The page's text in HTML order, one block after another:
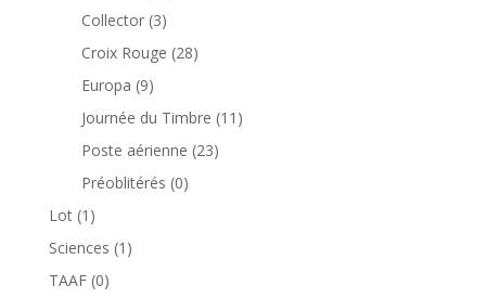
produit
Collector 33
produits
Croix Rouge 2828
Europa 99
produits
Journée du Timbre 11 11
Poste aérienne 2323
Préoblitérés 00
Lot 1 1
produit
Sciences 1 1
TAAF 00